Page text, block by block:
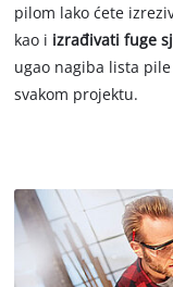
pilom lako ćete
kao i izrađivati fuge
ugao nagiba lista
svakom projektu.